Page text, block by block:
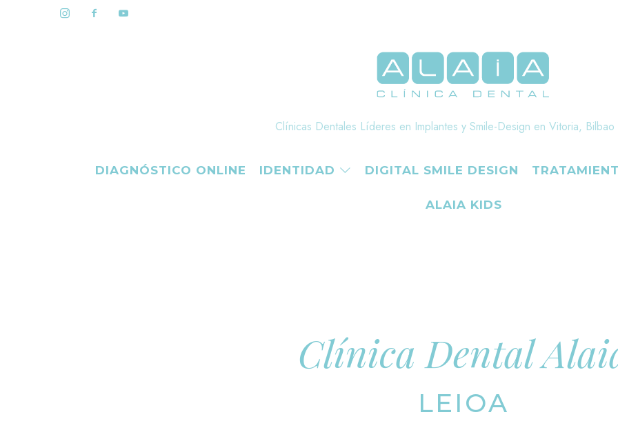
Clínicas Dentales Líderes en Implantes y Smile-Design en Vitoria,
DIAGNÓSTICO ONLINE IDENTIDAD DIGITAL SMILE DESIGN
ALAIA KIDS
Clínica Dental
LEIOA